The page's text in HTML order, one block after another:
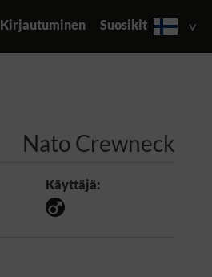
Kirjautuminen Suosikit
Nato Crewneck
Käyttäjä: